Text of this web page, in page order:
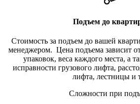
Подъем до
Стоимость за подъем до вашей
менеджером. Цена подъема зависит
упаковок, веса каждого места, а
исправности грузового лифта,
лифта, лестницы и
Сложности при